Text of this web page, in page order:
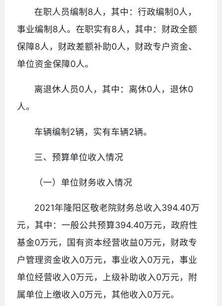
在职人员编制8人，其中：行政编制0人，
事业编制8人。在职实有8人，其中：财政全额
保障8人，财政差额补助0人，财政专户资金、
单位资金保障0人。
离退休人员0人，其中：离休0人，退休0
人。
车辆编制2辆，实有车辆2辆。
三、预算单位收入情况
（一）单位财务收入情况
2021年隆阳区敬老院财务总收入394.40万
元，其中：一般公共预算394.40万元，政府性
基金0万元，国有资本经营收益0万元，财政专
户管理资金收入0万元，事业收入0万元，事业
单位经营收入0万元，上级补助收入0万元，附
属单位上缴收入0万元，其他收入0万元。